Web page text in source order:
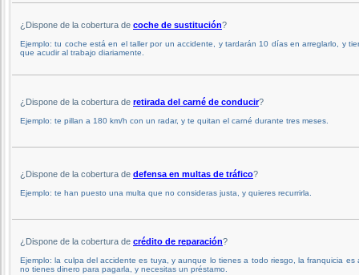
¿Dispone de la cobertura de coche de sustitución?
Ejemplo: tu coche está en el taller por un accidente, y tardarán 10 días en arreglarlo, y
que acudir al trabajo diariamente.
¿Dispone de la cobertura de retirada del carné de conducir?
Ejemplo: te pillan a 180 km/h con un radar, y te quitan el carné durante tres meses.
¿Dispone de la cobertura de defensa en multas de tráfico?
Ejemplo: te han puesto una multa que no consideras justa, y quieres recurrirla.
¿Dispone de la cobertura de crédito de reparación?
Ejemplo: la culpa del accidente es tuya, y aunque lo tienes a todo riesgo, la franquicia es
no tienes dinero para pagarla, y necesitas un préstamo.